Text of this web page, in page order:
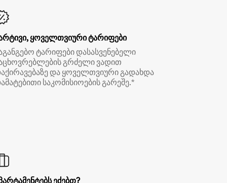
ყოველთვიური ტარიფები
ტარიფები დასასვენებელი
გრძელი ვადით
და ყოველთვიური გადახდა
საკომისიოების გარეშე.*
ეძებთ?